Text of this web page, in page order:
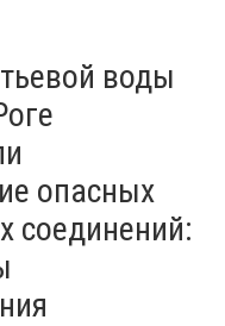
атаковали
и
114 БпЛА
минута
Украина чтит
войны, -
воды
опасных
соединений: